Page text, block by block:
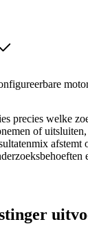
precies welke
of
afstemt